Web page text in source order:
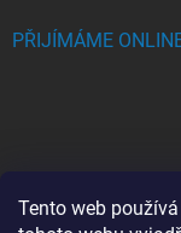
Tento web
PŘIJÍMÁME
BLOG